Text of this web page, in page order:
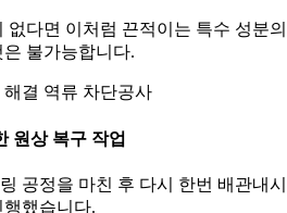
다면 이처럼 끈적이는 특수 성분의
불가능합니다.
결 역류 차단공사
원상 복구 작업
공정을 마친 후 다시 한번 배관내
했습니다.